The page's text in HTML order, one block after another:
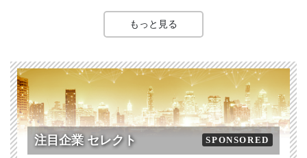
もっと見る
注目企業 セレクト SPONSORED